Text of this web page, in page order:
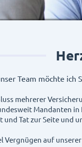
Team möchte ich
mehrerer
Mandanten
und Tat zur Seite und
Vergnügen auf